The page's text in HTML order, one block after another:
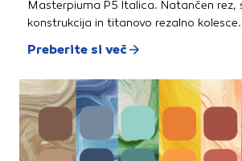
Masterpiuma P5 Italica. Natančen rez,
konstrukcija in titanovo rezalno kolesce.
Preberite si več